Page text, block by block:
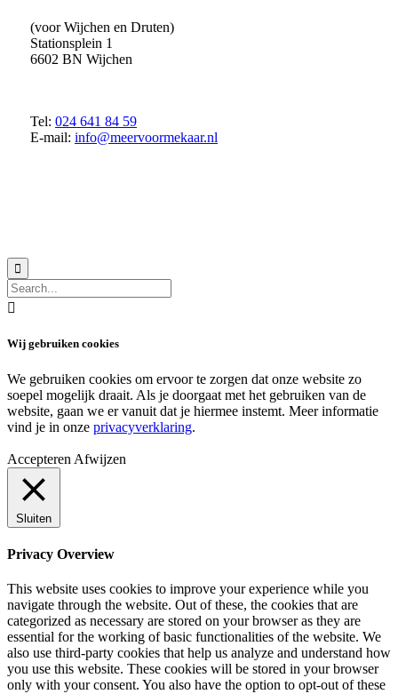
(voor Wijchen en Druten)
Stationsplein 1
6602 BN Wijchen
Tel: 024 641 84 59
E-mail: info@meervoormekaar.nl


Wij gebruiken cookies
We gebruiken cookies om ervoor te zorgen dat onze website zo
soepel mogelijk draait. Als je doorgaat met het gebruiken van de
website, gaan we er vanuit dat je hiermee instemt. Meer informatie
vind je in onze privacyverklaring.
Accepteren Afwijzen
Sluiten
Privacy Overview
This website uses cookies to improve your experience while you
navigate through the website. Out of these, the cookies that are
categorized as necessary are stored on your browser as they are
essential for the working of basic functionalities of the website. We
also use third-party cookies that help us analyze and understand how
you use this website. These cookies will be stored in your browser
only with your consent. You also have the option to opt-out of these